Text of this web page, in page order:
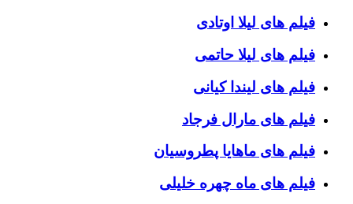
فیلم های لیلا اوتادی
فیلم های لیلا حاتمی
فیلم های لیندا کیانی
فیلم های مارال فرجاد
فیلم های ماهایا پطروسیان
فیلم های ماه چهره خلیلی